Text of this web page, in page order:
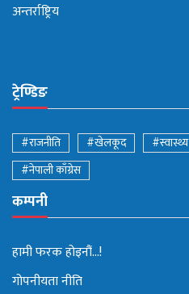
अन्तर्राष्ट्रिय
ट्रेण्डिङ
#राजनीति #खेलकूद #स्वास्थ्य
#नेपाली काँग्रेस
कम्पनी
हामी फरक होइनौं...!
गोपनीयता नीति